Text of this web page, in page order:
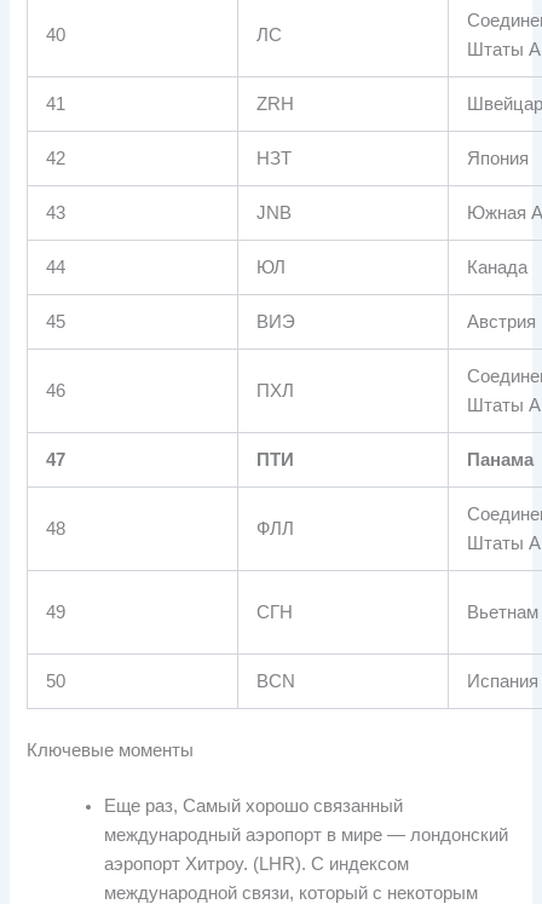
40 ЛС
Штаты
41 ZRH
42 НЗТ Япония
43 JNB Южная
44 ЮЛ Канада
45 ВИЭ Австрия
46 ПХЛ
Штаты
47 ПТИ Панама
48 ФЛЛ
Штаты
49 СГН Вьетнам
50 BCN Испания
Ключевые моменты
Еще раз, Самый хорошо связанный
международный аэропорт в мире — лондонский
аэропорт Хитроу. (LHR). С индексом
международной связи, который с некоторым